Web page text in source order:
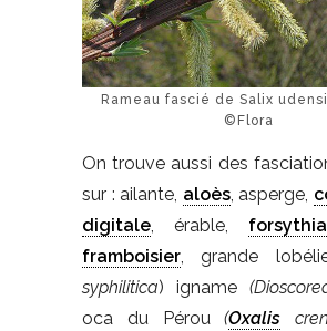
Rameau fascié de Salix
©Flora
On trouve aussi des
sur : ailante, aloès, asperge,
digitale, érable, forsythia
framboisier, grande
syphilitica) igname
oca du Pérou(Oxalis